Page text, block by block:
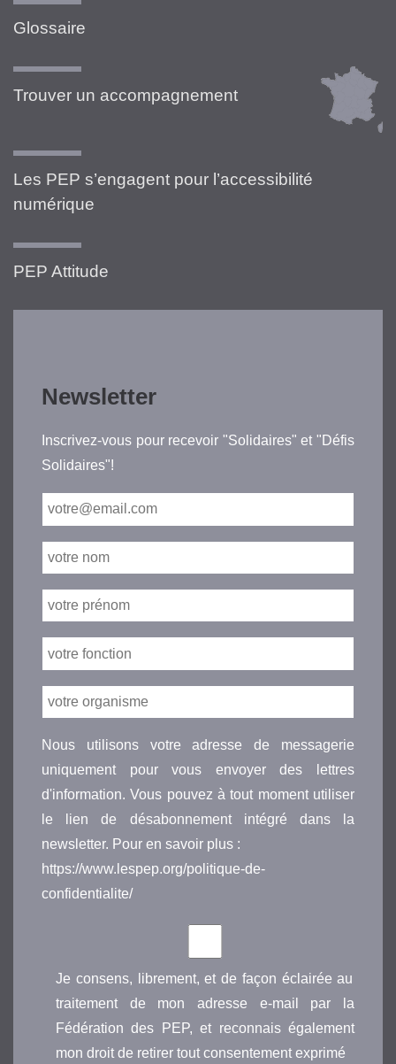
Glossaire
Trouver un accompagnement
Les PEP s’engagent pour l’accessibilité
numérique
PEP Attitude
Newsletter
Inscrivez-vous pour recevoir "Solidaires" et "Défis
Solidaires"!
Nous utilisons votre adresse de messagerie
uniquement pour vous envoyer des lettres
d'information. Vous pouvez à tout moment utiliser
le lien de désabonnement intégré dans la
newsletter. Pour en savoir plus :
https://www.lespep.org/politique-de-
confidentialite/
Je consens, librement, et de façon éclairée au
traitement de mon adresse e-mail par la
Fédération des PEP, et reconnais également
mon droit de retirer tout consentement exprimé